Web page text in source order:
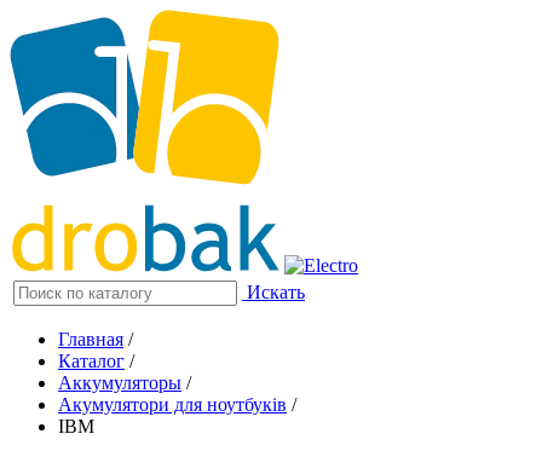
Искать
Главная /
Каталог /
Аккумуляторы /
Акумулятори для ноутбуків /
IBM